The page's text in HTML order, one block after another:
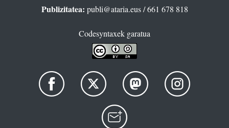
Publizitatea: publi@ataria.eus/ 661 678 818
Codesyntaxek garatua